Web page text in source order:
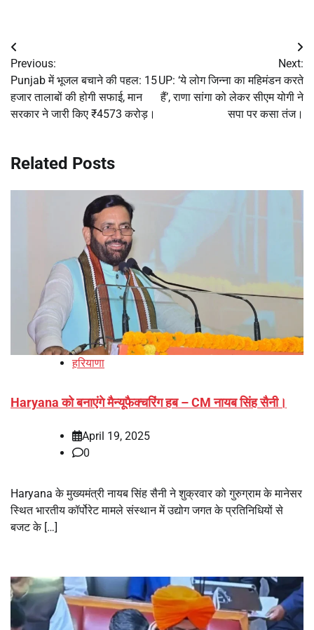
Post
navigation
Previous:
Punjab में भूजल बचाने की पहल: 15
हजार तालाबों की होगी सफाई, मान
सरकार ने जारी किए ₹4573 करोड़।
Next:
UP: ‘ये लोग जिन्ना का महिमंडन करते
हैं’, राणा सांगा को लेकर सीएम योगी ने
सपा पर कसा तंज।
Related Posts
हरियाणा
Haryana को बनाएंगे मैन्यूफैक्चरिंग हब – CM नायब सिंह सैनी।
April 19, 2025
0
Haryana के मुख्यमंत्री नायब सिंह सैनी ने शुक्रवार को गुरुग्राम के मानेसर
स्थित भारतीय कॉर्पोरेट मामले संस्थान में उद्योग जगत के प्रतिनिधियों से
बजट के […]